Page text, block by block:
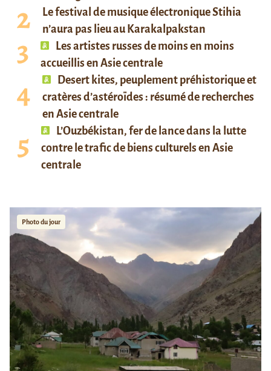
Le festival de musique électronique Stihia
n’aura pas lieu au Karakalpakstan
Les artistes russes de moins en moins
accueillis en Asie centrale
Desert kites, peuplement préhistorique et
cratères d’astéroïdes : résumé de recherches
en Asie centrale
L’Ouzbékistan, fer de lance dans la lutte
contre le trafic de biens culturels en Asie
centrale
Photo du jour